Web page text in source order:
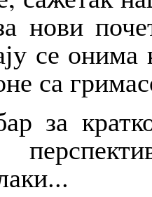
нови
се онима
са
за